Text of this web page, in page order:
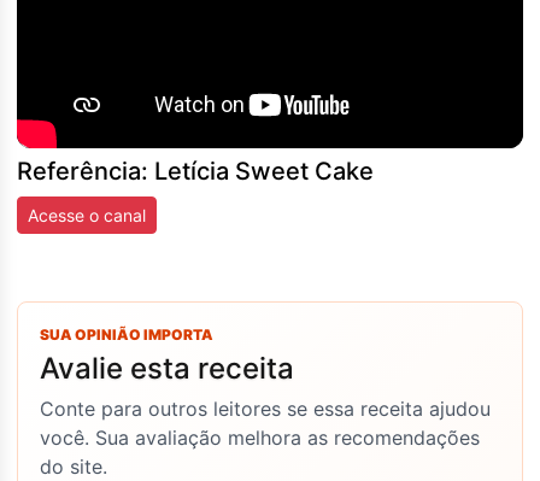
Referência: Letícia Sweet Cake
Acesse o canal
SUA OPINIÃO IMPORTA
Avalie esta receita
Conte para outros leitores se essa receita ajudou
você. Sua avaliação melhora as recomendações
do site.